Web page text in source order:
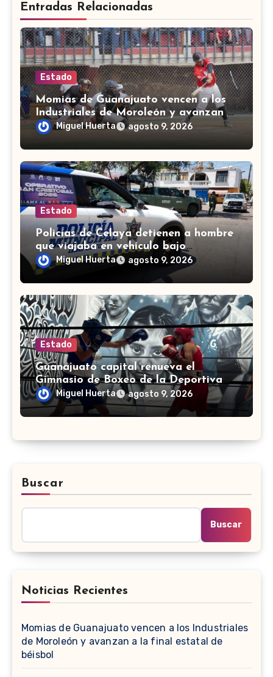
Entradas Relacionadas
Estado
Momias de Guanajuato vencen a los
Industriales de Moroleón y avanzan a
la final estatal de béisbol
Miguel Huerta agosto 9, 2026
Estado
Policías de Celaya detienen a hombre
que viajaba en vehículo bajo
investigación
Miguel Huerta agosto 9, 2026
Estado
Guanajuato capital renueva el
Gimnasio de Boxeo de la Deportiva
Torres Landa
Miguel Huerta agosto 9, 2026
Buscar
Buscar
Noticias Recientes
Momias de Guanajuato vencen a los Industriales
de Moroleón y avanzan a la final estatal de
béisbol